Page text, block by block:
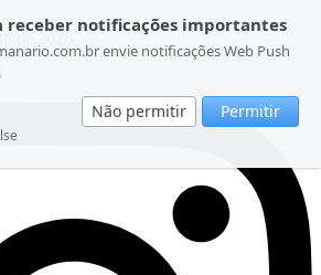
receber notificações importantes
envie notificações Web Push
Não permitir Permitir
de 2026